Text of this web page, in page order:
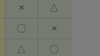
× △
〇 ×
△ 〇